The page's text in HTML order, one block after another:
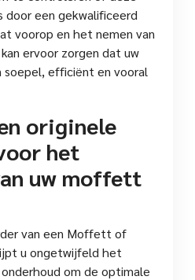
een gekwalificeerd
voorop en het nemen van
ervoor zorgen dat uw
efficiënt en vooral
originele
het
uw moffett
van een Moffett of
u ongetwijfeld het
om de optimale